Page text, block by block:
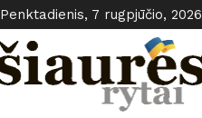
Penktadienis, 7 rugpjūčio, 2026